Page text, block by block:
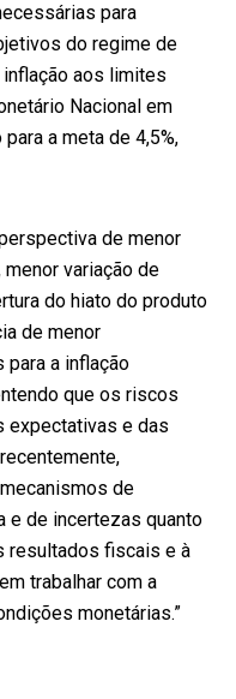
para
do regime de
inflação aos limites
Nacional em
a meta de 4,5%,
de menor
variação de
do hiato do produto
de menor
a inflação
que os riscos
expectativas e das
de
e de incertezas quanto
resultados fiscais e à
trabalhar com a
monetárias.”